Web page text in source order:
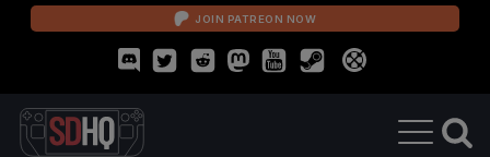
JOIN PATREON NOW